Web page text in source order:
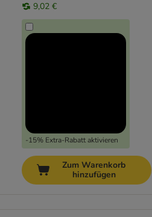
9,02 €
-15% Extra-Rabatt aktivieren
Zum Warenkorb
hinzufügen